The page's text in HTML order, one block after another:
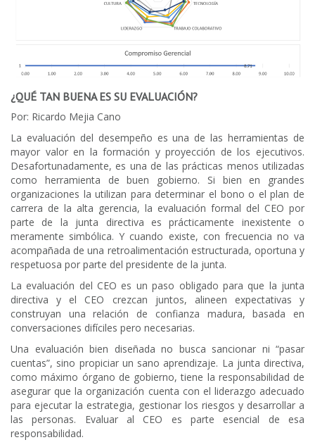
¿QUÉ TAN BUENA ES SU EVALUACIÓN?
Por: Ricardo Mejia Cano
La evaluación del desempeño es una de las herramientas de
mayor valor en la formación y proyección de los ejecutivos.
Desafortunadamente, es una de las prácticas menos utilizadas
como herramienta de buen gobierno. Si bien en grandes
organizaciones la utilizan para determinar el bono o el plan de
carrera de la alta gerencia, la evaluación formal del CEO por
parte de la junta directiva es prácticamente inexistente o
meramente simbólica. Y cuando existe, con frecuencia no va
acompañada de una retroalimentación estructurada, oportuna y
respetuosa por parte del presidente de la junta.
La evaluación del CEO es un paso obligado para que la junta
directiva y el CEO crezcan juntos, alineen expectativas y
construyan una relación de confianza madura, basada en
conversaciones difíciles pero necesarias.
Una evaluación bien diseñada no busca sancionar ni “pasar
cuentas”, sino propiciar un sano aprendizaje. La junta directiva,
como máximo órgano de gobierno, tiene la responsabilidad de
asegurar que la organización cuenta con el liderazgo adecuado
para ejecutar la estrategia, gestionar los riesgos y desarrollar a
las personas. Evaluar al CEO es parte esencial de esa
responsabilidad.